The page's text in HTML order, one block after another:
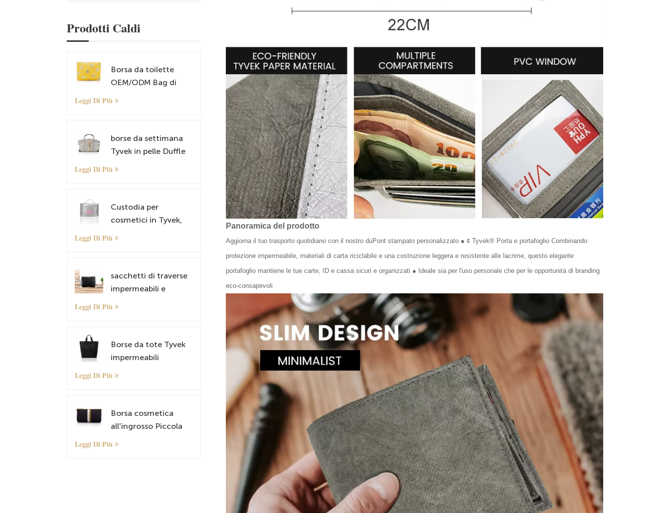
Prodotti Caldi
Borsa da toilette
OEM/ODM Bag di
Leggi Di Più
borse da settimana
Tyvek in pelle Duffle
bagagli
Leggi Di Più
Custodia per
cosmetici in Tyvek,
Leggi Di Più
sacchetti di traverse
impermeabili e
Leggi Di Più
Borse da tote Tyvek
impermeabili
Leggi Di Più
Borsa cosmetica
all'ingrosso Piccola
Leggi Di Più
Panoramica del prodotto
Aggiorna il tuo trasporto quotidiano con il nostro duPont stampato personalizzato ● ¢ Tyvek® Porta e portafoglio Combinando
protezione impermeabile, materiali di carta riciclabile e una costruzione leggera e resistente alle lacrime, questo elegante
portafoglio mantiene le tue carte, ID e cassa sicuri e organizzati ● Ideale sia per l'uso personale che per le opportunità di branding
eco-consapevoli